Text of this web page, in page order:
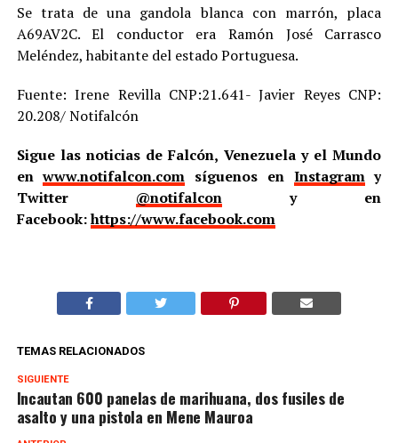
Se trata de una gandola blanca con marrón, placa
A69AV2C. El conductor era Ramón José Carrasco
Meléndez, habitante del estado Portuguesa.
Fuente: Irene Revilla CNP:21.641- Javier Reyes CNP:
20.208/ Notifalcón
Sigue las noticias de Falcón, Venezuela y el Mundo
enwww.notifalcon.com síguenos en Instagramy
Twitter @notifalcony en
Facebook:https://www.facebook.com
TEMAS RELACIONADOS
SIGUIENTE
Incautan 600 panelas de marihuana, dos fusiles de
asalto y una pistola en Mene Mauroa